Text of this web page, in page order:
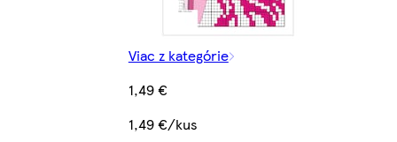
Viac z kategórie
1,49 €
1,49 €/kus